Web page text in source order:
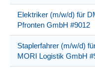
Elektriker (m/w/d) für
Pfronten GmbH #9012
Staplerfahrer (m/w/d)
MORI Logistik GmbH